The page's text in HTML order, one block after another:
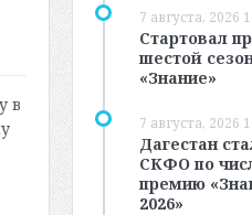
в
7 августа, 2026
Стартовал
шестой
«Знание»
7 августа, 2026
Дагестан
СКФО по
премию
2026»